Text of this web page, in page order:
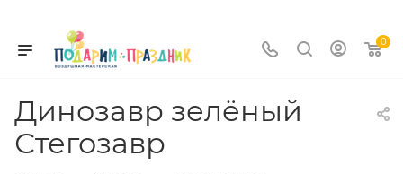
0
Динозавр зелёный
Стегозавр